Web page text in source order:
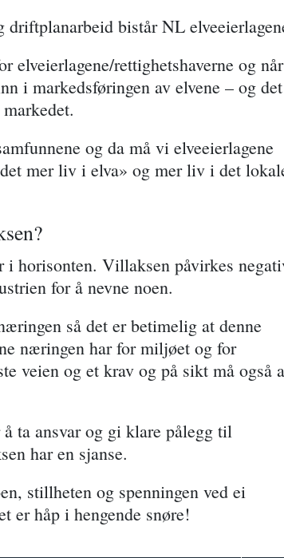
bistår NL
rettighetshaverne og når
i markedsføringen av elvene – og det
og da må vi elveeierlagene
mer liv i elva» og mer liv i det
i horisonten. Villaksen påvirkes
for å nevne noen.
så det er betimelig at denne
næringen har for miljøet og for
veien og et krav og på sikt må også
ta ansvar og gi klare pålegg til
har en sjanse.
stillheten og spenningen ved ei
er håp i hengende snøre!